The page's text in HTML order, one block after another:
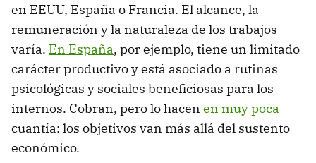
en EEUU, España o Francia. El alcance, la
remuneración y la naturaleza de los trabajos
varía. En España, por ejemplo, tiene un limitado
carácter productivo y está asociado a rutinas
psicológicas y sociales beneficiosas para los
internos. Cobran, pero lo hacen en muy poca
cuantía: los objetivos van más allá del sustento
económico.